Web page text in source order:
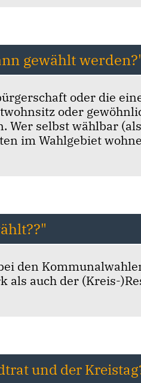
gewählt
oder die
oder
Wer selbst wählbar
im Wahlgebiet
den
als auch der (Kreis-
und der